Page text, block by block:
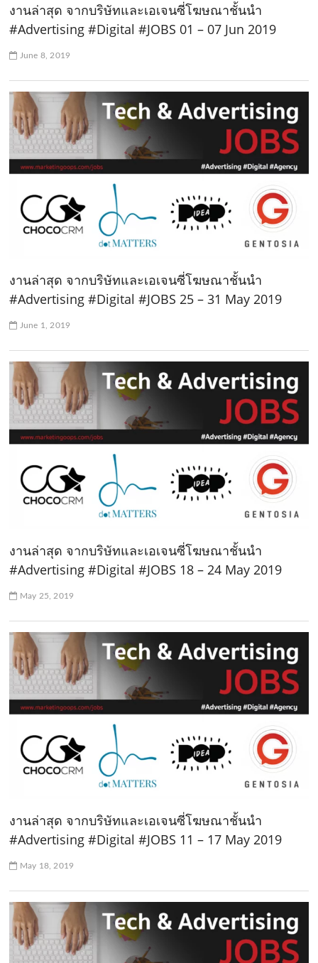
งานล่าสุด จากบริษัทและเอเจนซี่โฆษณาชั้นนำ
#Advertising #Digital #JOBS 01 – 07 Jun 2019
June 8, 2019
งานล่าสุด จากบริษัทและเอเจนซี่โฆษณาชั้นนำ
#Advertising #Digital #JOBS 25 – 31 May 2019
June 1, 2019
งานล่าสุด จากบริษัทและเอเจนซี่โฆษณาชั้นนำ
#Advertising #Digital #JOBS 18 – 24 May 2019
May 25, 2019
งานล่าสุด จากบริษัทและเอเจนซี่โฆษณาชั้นนำ
#Advertising #Digital #JOBS 11 – 17 May 2019
May 18, 2019